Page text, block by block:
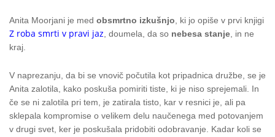
Anita Moorjani je med obsmrtno izkušnjo , ki jo opiše v prvi knjigi
Z roba smrti v pravi jaz , doumela, da so nebesa stanje , in ne
kraj.
V naprezanju, da bi se vnovič počutila kot pripadnica družbe, se je
Anita zalotila, kako poskuša pomiriti tiste, ki je niso sprejemali. In
če se ni zalotila pri tem, je zatirala tisto, kar v resnici je, ali pa
sklepala kompromise o velikem delu naučenega med potovanjem
v drugi svet, ker je poskušala pridobiti odobravanje. Kadar koli se